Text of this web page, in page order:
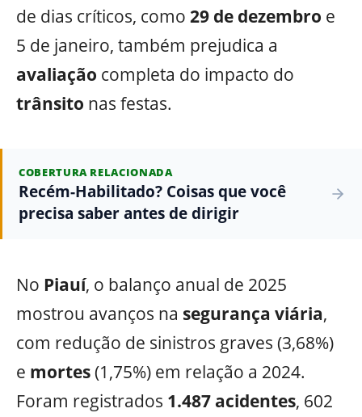
de dias críticos, como 29 de dezembro e
5 de janeiro, também prejudica a
avaliação completa do impacto do
trânsito nas festas.
COBERTURA RELACIONADA
Recém-Habilitado? Coisas que você
precisa saber antes de dirigir
No Piauí, o balanço anual de 2025
mostrou avanços na segurança viária,
com redução de sinistros graves (3,68%)
e mortes(1,75%) em relação a 2024.
Foram registrados 1.487 acidentes, 602